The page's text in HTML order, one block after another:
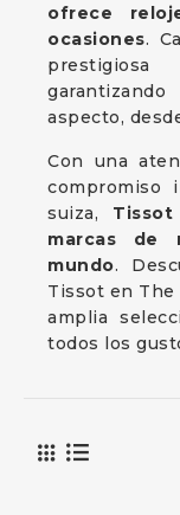
ofrece
ocasiones.
aspecto,
Con una
compromiso
suiza,
marcas de
mundo.
Tissot en The
amplia
todos los